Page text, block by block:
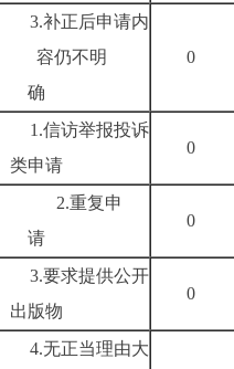
3.补正后申请内
容仍不明
确
1.信访举报投诉
类申请
2.重复申
请
3.要求提供公开
出版物
4.无正当理由大